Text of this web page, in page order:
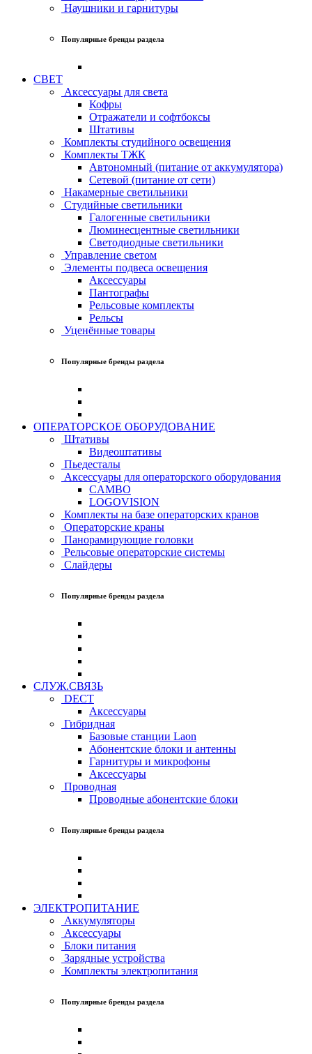
Наушники и гарнитуры
Популярные бренды раздела
СВЕТ
Аксессуары для света
Кофры
Отражатели и софтбоксы
Штативы
Комплекты студийного освещения
Комплекты ТЖК
Автономный (питание от аккумулятора)
Сетевой (питание от сети)
Накамерные светильники
Студийные светильники
Галогенные светильники
Люминесцентные светильники
Светодиодные светильники
Управление светом
Элементы подвеса освещения
Аксессуары
Пантографы
Рельсовые комплекты
Рельсы
Уценённые товары
Популярные бренды раздела
ОПЕРАТОРСКОЕ ОБОРУДОВАНИЕ
Штативы
Видеоштативы
Пьедесталы
Аксессуары для операторского оборудования
CAMBO
LOGOVISION
Комплекты на базе операторских кранов
Операторские краны
Панорамирующие головки
Рельсовые операторские системы
Слайдеры
Популярные бренды раздела
СЛУЖ.СВЯЗЬ
DECT
Аксессуары
Гибридная
Базовые станции Laon
Абонентские блоки и антенны
Гарнитуры и микрофоны
Аксессуары
Проводная
Проводные абонентские блоки
Популярные бренды раздела
ЭЛЕКТРОПИТАНИЕ
Аккумуляторы
Аксессуары
Блоки питания
Зарядные устройства
Комплекты электропитания
Популярные бренды раздела